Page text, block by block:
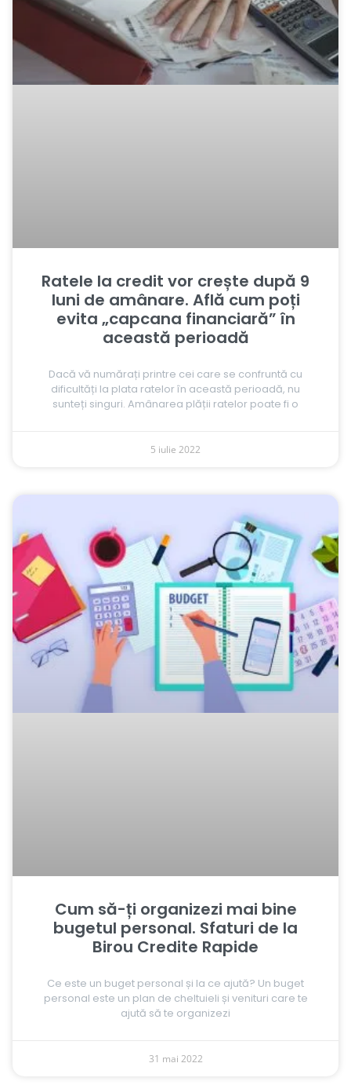
Ratele la credit vor crește după 9
luni de amânare. Află cum poți
evita „capcana financiară” în
această perioadă
Dacă vă numărați printre cei care se confruntă cu
dificultăți la plata ratelor în această perioadă, nu
sunteți singuri. Amânarea plății ratelor poate fi o
5 iulie 2022
Cum să-ți organizezi mai bine
bugetul personal. Sfaturi de la
Birou Credite Rapide
Ce este un buget personal și la ce ajută? Un buget
personal este un plan de cheltuieli și venituri care te
ajută să te organizezi
31 mai 2022